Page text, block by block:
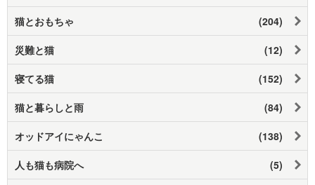
猫とおもちゃ (204)
災難と猫 (12)
寝てる猫 (152)
猫と暮らしと雨 (84)
オッドアイにゃんこ (138)
人も猫も病院へ (5)